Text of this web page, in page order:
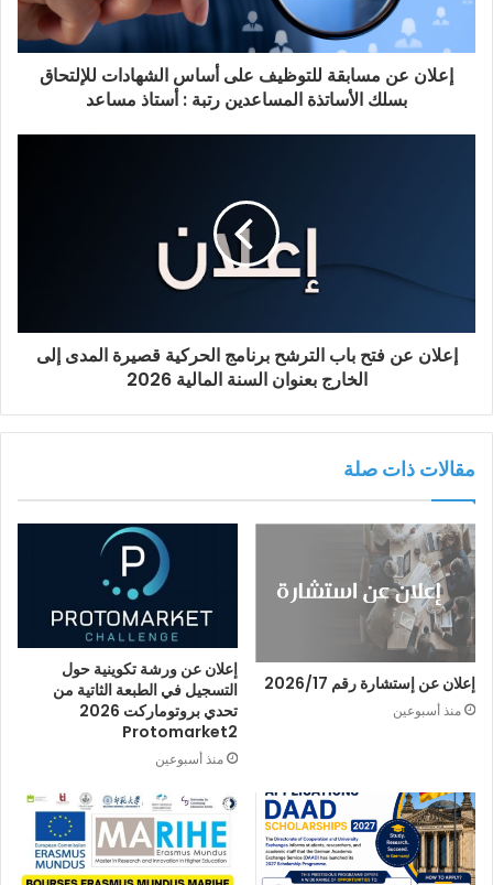
إعلان عن مسابقة للتوظيف على أساس الشهادات للإلتحاق
بسلك الأساتذة المساعدين رتبة : أستاذ مساعد
إعلان عن فتح باب الترشح برنامج الحركية قصيرة المدى إلى
الخارج بعنوان السنة المالية 2026
مقالات ذات صلة
إعلان عن إستشارة رقم 2026/17
منذ أسبوعين
إعلان عن ورشة تكوينية حول
التسجيل في الطبعة الثاتية من
تحدي بروتوماركت 2026
Protomarket2
منذ أسبوعين